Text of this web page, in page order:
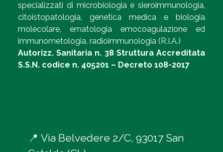
specializzati di microbiologia e sieroimmunologia,
citoistopatologia, genetica medica e biologia
molecolare, ematologia emocoagulazione ed
immunometologia, radioimmunologia (R.I.A.)
Autorizz. Sanitaria n. 38 Struttura Accreditata
S.S.N. codice n. 405201 – Decreto 108-2017
📍 Via Belvedere 2/C, 93017 San